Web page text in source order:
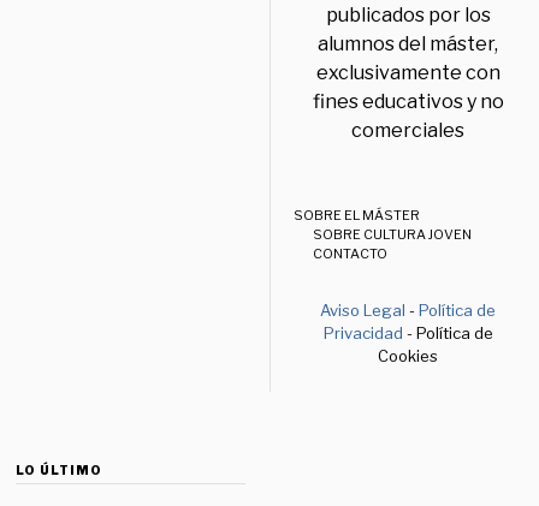
publicados por los
alumnos del máster,
exclusivamente con
fines educativos y no
comerciales
SOBRE EL MÁSTER
SOBRE CULTURA JOVEN
CONTACTO
Aviso Legal -Política de
Privacidad - Política de
Cookies
LO ÚLTIMO